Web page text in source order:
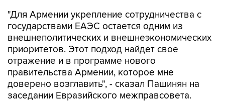
"Для Армении укрепление сотрудничества с
государствами ЕАЭС остается одним из
внешнеполитических и внешнеэкономических
приоритетов. Этот подход найдет свое
отражение и в программе нового
правительства Армении, которое мне
доверено возглавить", - сказал Пашинян на
заседании Евразийского межправсовета.